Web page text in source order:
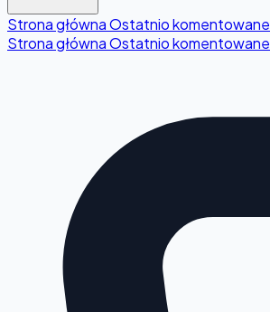
Strona głównaOstatnio komentowane
Strona głównaOstatnio komentowane